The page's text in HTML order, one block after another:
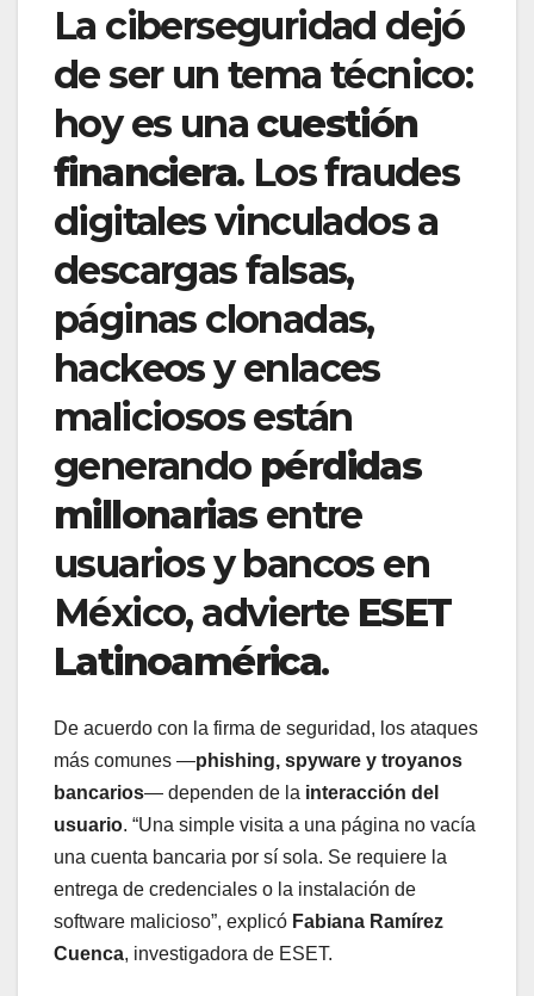
La ciberseguridad dejó
de ser un tema técnico:
hoy es una cuestión
financiera. Los fraudes
digitales vinculados a
descargas falsas,
páginas clonadas,
hackeos y enlaces
maliciosos están
generando pérdidas
millonariasentre
usuarios y bancos en
México, advierte ESET
Latinoamérica.
De acuerdo con la firma de seguridad, los ataques
más comunes —phishing, spyware y troyanos
bancarios— dependen de la interacción del
usuario. “Una simple visita a una página no vacía
una cuenta bancaria por sí sola. Se requiere la
entrega de credenciales o la instalación de
software malicioso”, explicó Fabiana Ramírez
Cuenca, investigadora de ESET.